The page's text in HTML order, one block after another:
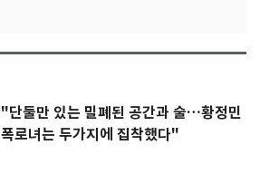
"단둘만 있는 밀폐된 공간과 술…황정민
폭로녀는 두가지에 집착했다"